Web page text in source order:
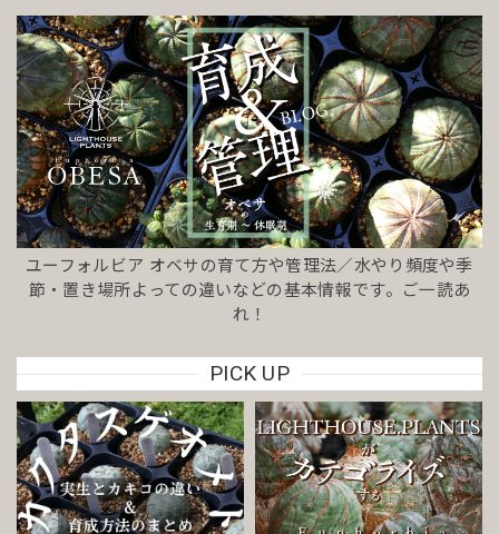
ユーフォルビア オベサの育て方や管理法／水やり頻度や季
節・置き場所よっての違いなどの基本情報です。ご一読あ
れ！
PICK UP